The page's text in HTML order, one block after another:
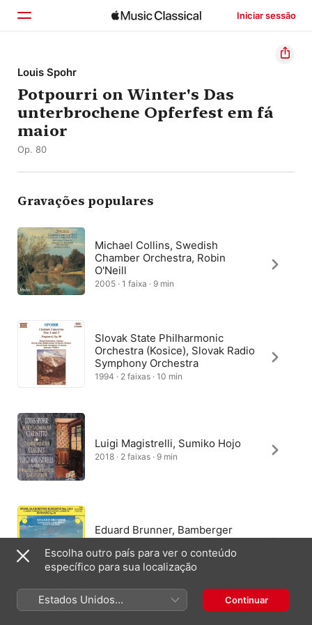
Iniciar sessão
Início
Explorar
Buscar
Louis Spohr
Potpourri on Winter's Das
unterbrochene Opferfest em fá
maior
Op. 80
Gravações populares
Michael Collins, Swedish
Chamber Orchestra, Robin
O'Neill
2005 · 1 faixa · 9 min
Slovak State Philharmonic
Orchestra (Kosice), Slovak Radio
Symphony Orchestra
1994 · 2 faixas · 10 min
Luigi Magistrelli, Sumiko Hojo
2018 · 2 faixas · 9 min
Eduard Brunner, Bamberger
Symphoniker, Hans Stadlmair
2017 · 3 faixas · 10 min
Escolha outro país para ver o conteúdo
específico para sua localização
Estados Unidos
(Português Brasil)
Continuar